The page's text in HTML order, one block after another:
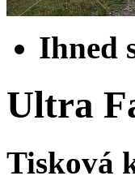
Ihned
Ultra
Tisková